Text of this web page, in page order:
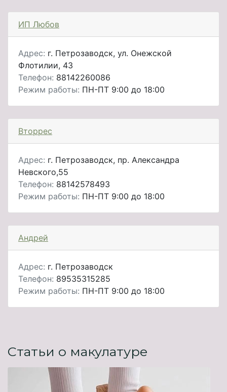
ИП Любов
Адрес: г. Петрозаводск, ул. Онежской
Флотилии, 43
Телефон: 88142260086
Режим работы: ПН-ПТ 9:00 до 18:00
Вторрес
Адрес: г. Петрозаводск, пр. Александра
Невского,55
Телефон: 88142578493
Режим работы: ПН-ПТ 9:00 до 18:00
Андрей
Адрес: г. Петрозаводск
Телефон: 89535315285
Режим работы: ПН-ПТ 9:00 до 18:00
Статьи о макулатуре